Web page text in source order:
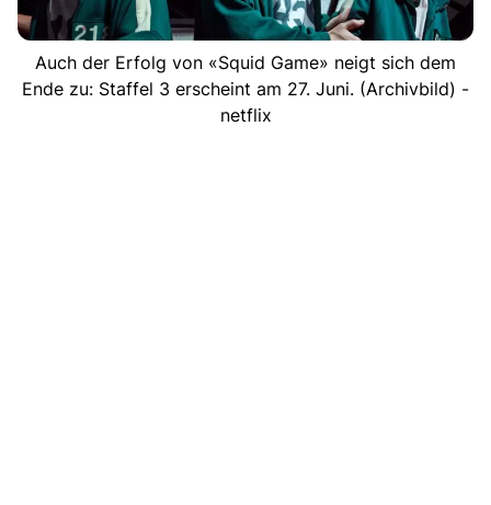
Auch der Erfolg von «Squid Game» neigt sich dem
Ende zu: Staffel 3 erscheint am 27. Juni. (Archivbild) -
netflix